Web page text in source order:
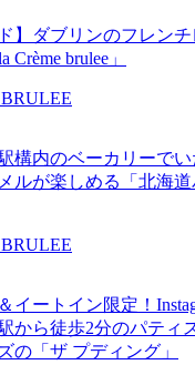
】ダブリンのフレン
Crème brulee」
構内のベーカリーで
ルが楽しめる「北海
イートイン限定！
から徒歩2分のパティ
の「ザ プディング」